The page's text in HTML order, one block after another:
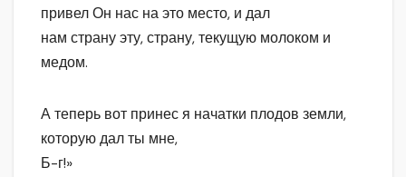
привел Он нас на это место, и дал
нам страну эту, страну, текущую молоком и
медом.
А теперь вот принес я начатки плодов земли,
которую дал ты мне,
Б-г!»